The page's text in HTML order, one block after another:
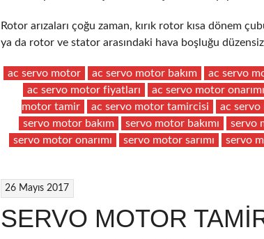
Rotor arızaları çoğu zaman, kırık rotor kısa dönem
ya da rotor ve stator arasındaki hava boşluğu
ac servo motor ac servo motor bakım ac servo
ac servo motor fiyatları
ac servo motor onarımı
motor tamir
ac servo motor tamircisi ac
servo motor bakım
servo motor bakımı servo
servo motor onarımı
servo motor sarımı servo
26 Mayıs 2017
SERVO MOTOR